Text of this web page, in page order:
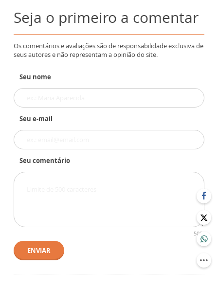
Seja o primeiro a comentar
Os comentários e avaliações são de responsabilidade exclusiva de
seus autores e não representam a opinião do site.
Seu nome
Seu e-mail
Seu comentário
500
ENVIAR